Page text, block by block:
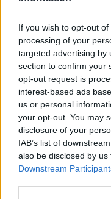
If you wish to opt-out
processing of your
targeted advertising by
section to confirm your
opt-out request is
interest-based ads
us or personal
your opt-out. You may
disclosure of your
IAB’s list of
also be disclosed by
Downstream
e adesso
tempi del suo
Rende nota la
società genoana:
esami strumentali,
lesione al
e il secondo grado
Grifone che
acquisto più